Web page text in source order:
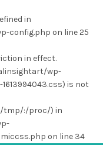
in
config.php on line25
in effect.
wp-
is not
tmp/:/proc/) in
on line 34